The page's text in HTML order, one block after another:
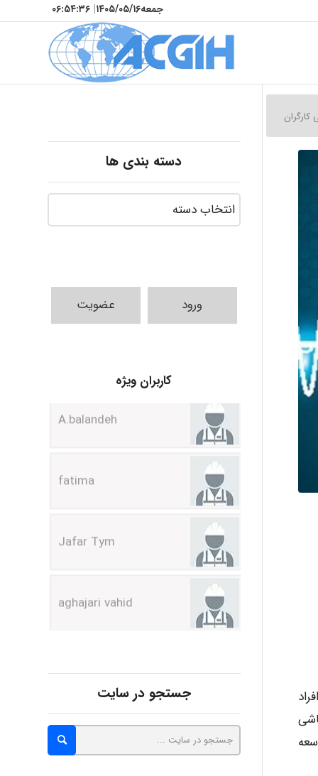
جمعه۱۴۰۵/۰۵/۱۶| ۰۶:۵۴:۳۸
دسته بندی ها
ورود عضویت
کاربران ویژه
fatima
Jafar Tym
aghajari vahid
Poubakhtiari
hosein abdolvand
جستجو در سایت